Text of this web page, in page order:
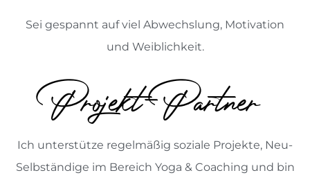
Sei gespannt auf viel Abwechslung, Motivation
und Weiblichkeit.
Projekt-Partner
Ich unterstütze regelmäßig soziale Projekte, Neu-
Selbständige im Bereich Yoga & Coaching und bin